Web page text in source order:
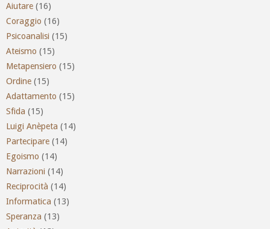
Aiutare (16)
Coraggio (16)
Psicoanalisi (15)
Ateismo (15)
Metapensiero (15)
Ordine (15)
Adattamento (15)
Sfida (15)
Luigi Anèpeta (14)
Partecipare (14)
Egoismo (14)
Narrazioni (14)
Reciprocità (14)
Informatica (13)
Speranza (13)